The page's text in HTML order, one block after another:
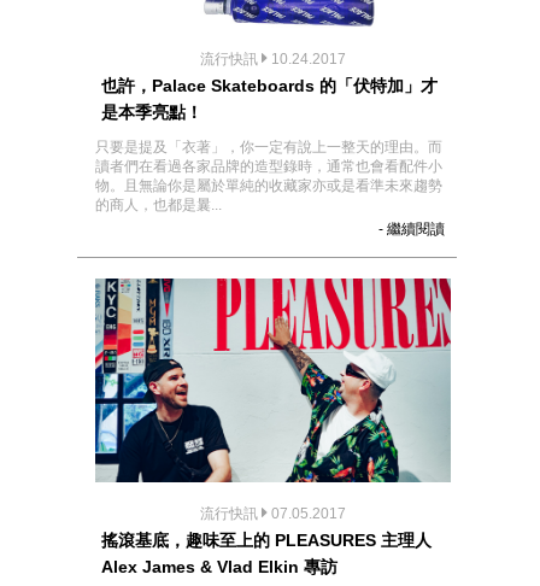
流行快訊 10.24.2017
也許，Palace Skateboards 的「伏特加」才
是本季亮點！
只要是提及「衣著」，你一定有說上一整天的理由。而
讀者們在看過各家品牌的造型錄時，通常也會看配件小
物。且無論你是屬於單純的收藏家亦或是看準未來趨勢
的商人，也都是曩...
- 繼續閱讀
流行快訊 07.05.2017
搖滾基底，趣味至上的 PLEASURES 主理人
Alex James & Vlad Elkin 專訪